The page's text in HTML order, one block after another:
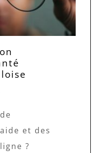
et des
?